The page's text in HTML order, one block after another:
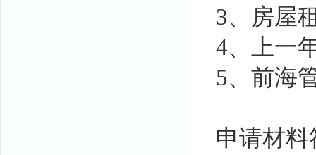
3、房屋
4、上一
5、前海
申请材